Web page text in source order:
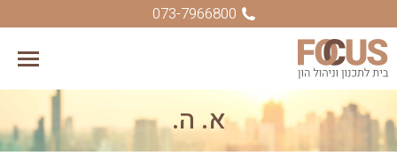
073-7966800
א. ה.
You are here: